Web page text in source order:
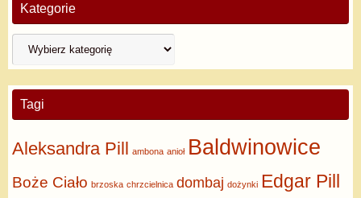
Kategorie
Tagi
Aleksandra Pill ambona anioł Baldwinowice
Boże Ciało brzoska chrzcielnica dombaj dożynki Edgar Pill